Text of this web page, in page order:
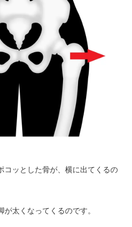
コッとした骨が、横に出てくるの
太くなってくるのです。